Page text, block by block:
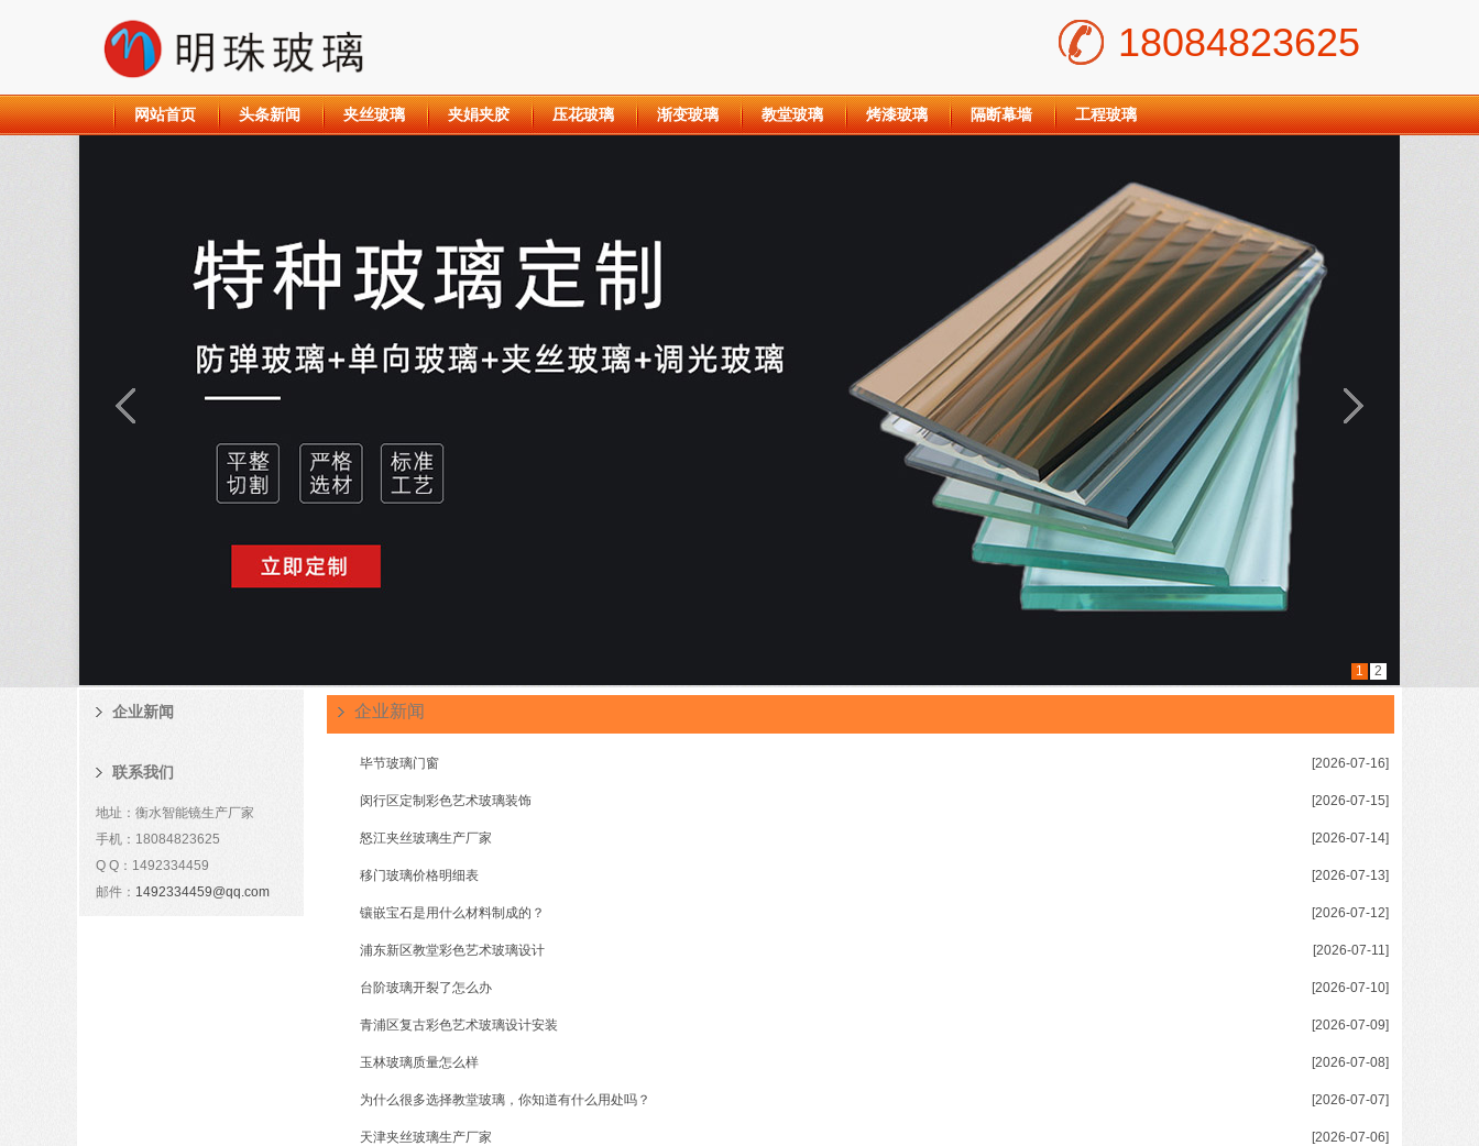
18084823625
网站首页 头条新闻 夹丝玻璃 夹娟夹胶 压花玻璃 渐变玻璃 教堂玻璃 烤漆玻璃 隔断幕墙 工程玻璃
1 2
企业新闻
联系我们
地址：衡水智能镜生产厂家
手机：18084823625
Q Q：1492334459
邮件： 1492334459@qq.com
企业新闻
毕节玻璃门窗 [2026-07-16]
闵行区定制彩色艺术玻璃装饰 [2026-07-15]
怒江夹丝玻璃生产厂家 [2026-07-14]
移门玻璃价格明细表 [2026-07-13]
镶嵌宝石是用什么材料制成的？ [2026-07-12]
浦东新区教堂彩色艺术玻璃设计 [2026-07-11]
台阶玻璃开裂了怎么办 [2026-07-10]
青浦区复古彩色艺术玻璃设计安装 [2026-07-09]
玉林玻璃质量怎么样 [2026-07-08]
为什么很多选择教堂玻璃，你知道有什么用处吗？ [2026-07-07]
天津夹丝玻璃生产厂家 [2026-07-06]